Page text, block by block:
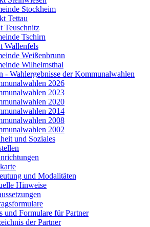
Stockheim
Tettau
Teuschnitz
Tschirn
Wallenfels
Weißenbrunn
Wilhelmsthal
- Wahlergebnisse der Kommunalwahlen
2026
2023
2020
2014
2008
2002
und Soziales
und Modalitäten
Hinweise
und Formulare für Partner
der Partner